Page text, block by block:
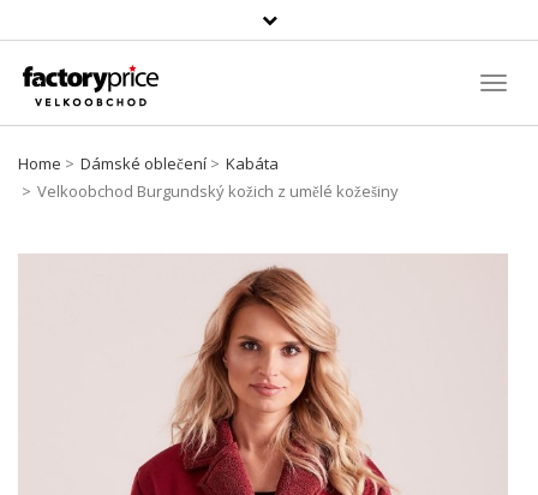
Vyhledávání
Home Dámské oblečení
Kabáta
Velkoobchod Burgundský kožich z umělé kožešiny